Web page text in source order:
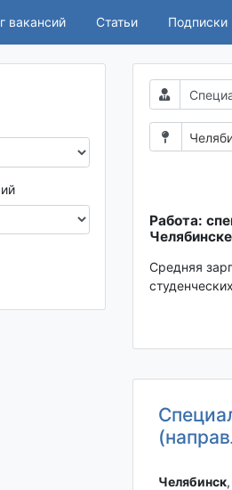
вакансий Статьи Подписки
Работа:
Средняя
Челябинск‎,